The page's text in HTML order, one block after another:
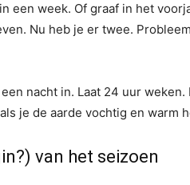
een week. Of graaf in het
Nu heb je er twee.
nacht in. Laat 24 uur
je de aarde vochtig en warm
van het seizoen